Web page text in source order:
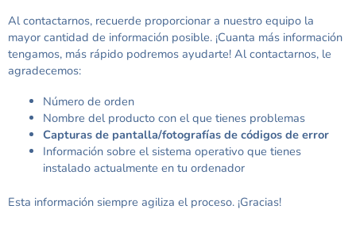
Al contactarnos, recuerde proporcionar a nuestro equipo la
mayor cantidad de información posible. ¡Cuanta más información
tengamos, más rápido podremos ayudarte! Al contactarnos, le
agradecemos:
Número de orden
Nombre del producto con el que tienes problemas
Capturas de pantalla/fotografías de códigos de error
Información sobre el sistema operativo que tienes
instalado actualmente en tu ordenador
Esta información siempre agiliza el proceso. ¡Gracias!